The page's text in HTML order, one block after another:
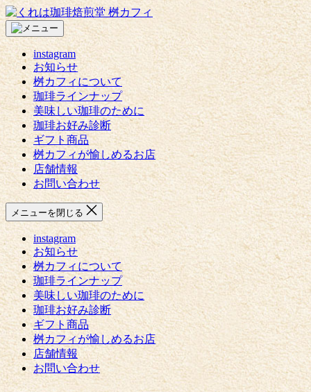
コ
ン
テ
ン
ツ
へ
ス
キ
ッ
プ
く
れ
は
珈
琲
焙
煎
堂
フ
ィ
instagram
お知らせ
桝カフィについて
珈琲ラインナップ
美味しい珈琲のために
珈琲お好み診断
ギフト商品
桝カフィが愉しめるお店
店舗情報
お問い合わせ
メニューを閉じる
instagram
お知らせ
桝カフィについて
珈琲ラインナップ
美味しい珈琲のために
珈琲お好み診断
ギフト商品
桝カフィが愉しめるお店
店舗情報
お問い合わせ